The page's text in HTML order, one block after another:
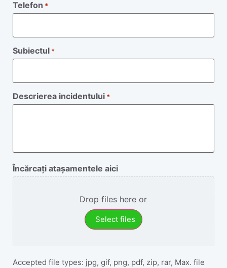
Telefon *
Subiectul *
Descrierea incidentului *
Încărcați atașamentele aici
Drop files here or
Select files
Accepted file types: jpg, gif, png, pdf, zip, rar, Max. file